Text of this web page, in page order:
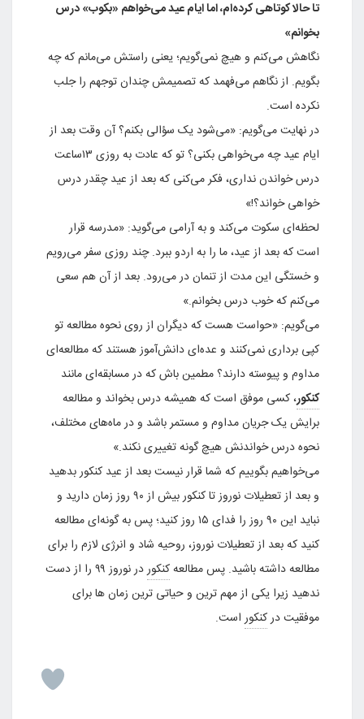
تا حالا کوتاهی کرده‌ام، اما ایام عید می‌خواهم «بکوب» درس
بخوانم»
نگاهش می‌کنم و هیچ نمی‌گویم؛ یعنی راستش می‌مانم که چه
بگویم. از نگاهم می‌فهمد که تصمیمش چندان توجهم را جلب
نکرده است.
در نهایت می‌گویم: «می‌شود یک سؤالی بکنم؟ آن وقت بعد از
ایام عید چه می‌خواهی بکنی؟ تو که عادت به روزی ۱۳ساعت
درس خواندن نداری، فکر می‌کنی که بعد از عید چقدر درس
خواهی خواند؟!»
لحظه‌ای سکوت می‌کند و به آرامی می‌گوید: «مدرسه قرار
است که بعد از عید، ما را به اردو ببرد. چند روزی سفر می‌رویم
و خستگی این مدت از تنمان در می‌رود. بعد از آن هم سعی
می‌کنم که خوب درس بخوانم.»
می‌گویم: «حواست هست که دیگران از روی نحوه مطالعه تو
کپی برداری نمی‌کنند و عده‌ای دانش‌آموز هستند که مطالعه‌ای
مداوم و پیوسته دارند؟ مطمین باش که در مسابقه‌ای مانند
کنکور، کسی موفق است که همیشه درس بخواند و مطالعه
برایش یک جریان مداوم و مستمر باشد و در ماه‌های مختلف،
نحوه درس خواندنش هیچ گونه تغییری نکند.»
می‌خواهیم بگوییم که شما قرار نیست بعد از عید کنکور بدهید
و بعد از تعطیلات نوروز تا کنکور بیش از ۹۰ روز زمان دارید و
نباید این ۹۰ روز را فدای ۱۵ روز کنید؛ پس به گونه‌ای مطالعه
کنید که بعد از تعطیلات نوروز، روحیه شاد و انرژی لازم را برای
مطالعه داشته باشید. پس مطالعهکنکور
در نوروز ۹۹ را از دست
ندهید زیرا یکی از مهم ترین و حیاتی ترین زمان ها برای
موفقیت درکنکور است.